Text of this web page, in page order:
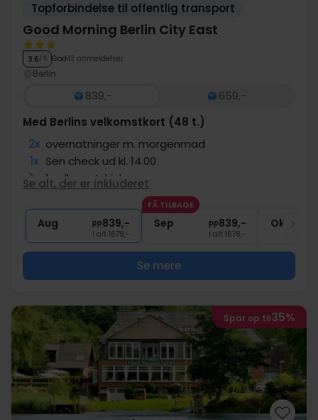
Topforbindelse til offentlig transport
Good Morning Berlin City East
3.6/ 5 God 13 anmeldelser
Berlin
839,-
659,-
Med Berlins velkomstkort (48 t.)
2x overnatninger m. morgenmad
1x Sen check ud kl. 14.00
1x 1 velkomstdrink
Berlins velkomstkort (48 t.)
2x Gratis parkering
Se alt, der er inkluderet
Aug pp839,-
I alt 1678,-
FÅ TILBAGE
Sep pp839,-
I alt 1678,-
Okt
Se mere
Spar op til35%